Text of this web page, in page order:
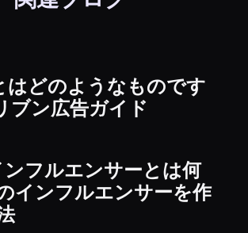
はどのようなものです
ブン広告ガイド
ンフルエンサーとは何
インフルエンサーを作